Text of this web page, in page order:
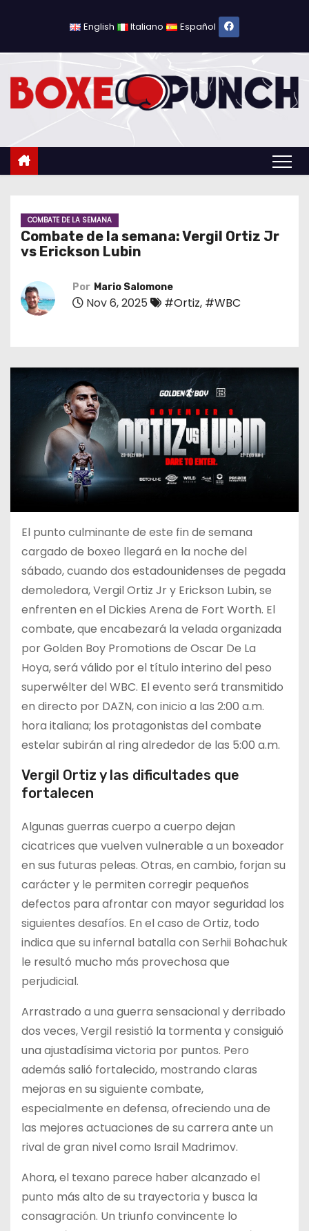
l
English Italiano Español
COMBATE DE LA SEMANA
Combate de la semana: Vergil Ortiz Jr
vs Erickson Lubin
Por Mario Salomone
Nov 6, 2025 #Ortiz, #WBC
El punto culminante de este fin de semana
cargado de boxeo llegará en la noche del
sábado, cuando dos estadounidenses de pegada
demoledora, Vergil Ortiz Jr y Erickson Lubin, se
enfrenten en el Dickies Arena de Fort Worth. El
combate, que encabezará la velada organizada
por Golden Boy Promotions de Oscar De La
Hoya, será válido por el título interino del peso
superwélter del WBC. El evento será transmitido
en directo por DAZN, con inicio a las 2:00 a.m.
hora italiana; los protagonistas del combate
estelar subirán al ring alrededor de las 5:00 a.m.
Vergil Ortiz y las dificultades que
fortalecen
Algunas guerras cuerpo a cuerpo dejan
cicatrices que vuelven vulnerable a un boxeador
en sus futuras peleas. Otras, en cambio, forjan su
carácter y le permiten corregir pequeños
defectos para afrontar con mayor seguridad los
siguientes desafíos. En el caso de Ortiz, todo
indica que su infernal batalla con Serhii Bohachuk
le resultó mucho más provechosa que
perjudicial.
Arrastrado a una guerra sensacional y derribado
dos veces, Vergil resistió la tormenta y consiguió
una ajustadísima victoria por puntos. Pero
además salió fortalecido, mostrando claras
mejoras en su siguiente combate,
especialmente en defensa, ofreciendo una de
las mejores actuaciones de su carrera ante un
rival de gran nivel como Israil Madrimov.
Ahora, el texano parece haber alcanzado el
punto más alto de su trayectoria y busca la
consagración. Un triunfo convincente lo